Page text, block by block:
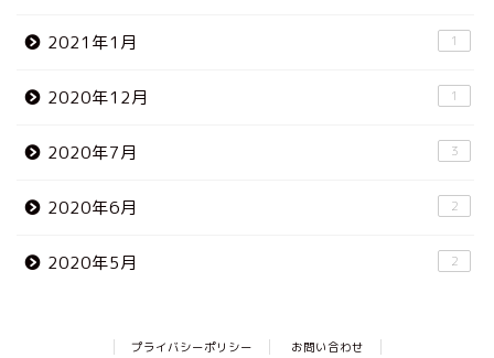
2021年1月 1
2020年12月 1
2020年7月 3
2020年6月 2
2020年5月 2
プライバシーポリシー お問い合わせ